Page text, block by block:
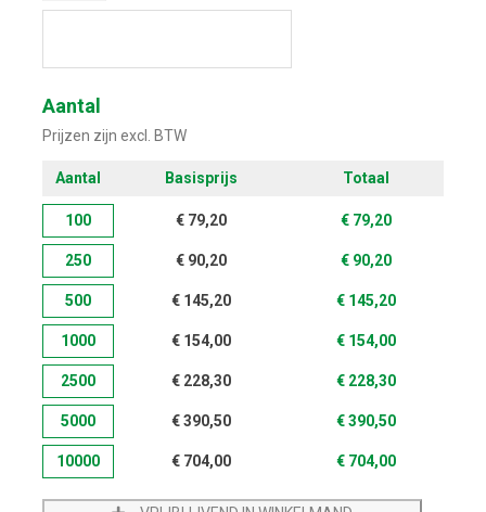
Aantal
Prijzen zijn excl. BTW
Aantal Basisprijs Totaal
100 € 79,20 € 79,20
250 € 90,20 € 90,20
500 € 145,20 € 145,20
1000 € 154,00 € 154,00
2500 € 228,30 € 228,30
5000 € 390,50 € 390,50
10000 € 704,00 € 704,00